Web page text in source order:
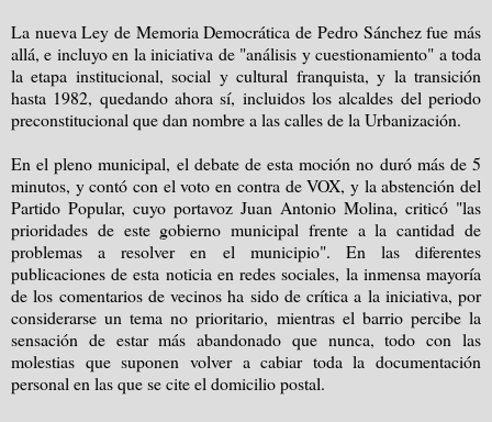
La nueva Ley de Memoria Democrática de Pedro Sánchez fue más
allá, e incluyo en la iniciativa de "análisis y cuestionamiento" a toda
la etapa institucional, social y cultural franquista, y la transición
hasta 1982, quedando ahora sí, incluidos los alcaldes del periodo
preconstitucional que dan nombre a las calles de la Urbanización.
En el pleno municipal, el debate de esta moción no duró más de 5
minutos, y contó con el voto en contra de VOX, y la abstención del
Partido Popular, cuyo portavoz Juan Antonio Molina, criticó "las
prioridades de este gobierno municipal frente a la cantidad de
problemas a resolver en el municipio". En las diferentes
publicaciones de esta noticia en redes sociales, la inmensa mayoría
de los comentarios de vecinos ha sido de crítica a la iniciativa, por
considerarse un tema no prioritario, mientras el barrio percibe la
sensación de estar más abandonado que nunca, todo con las
molestias que suponen volver a cabiar toda la documentación
personal en las que se cite el domicilio postal.